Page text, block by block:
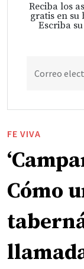
Reciba los
gratis en su
Escriba
Correo
FE VIVA
Cómo